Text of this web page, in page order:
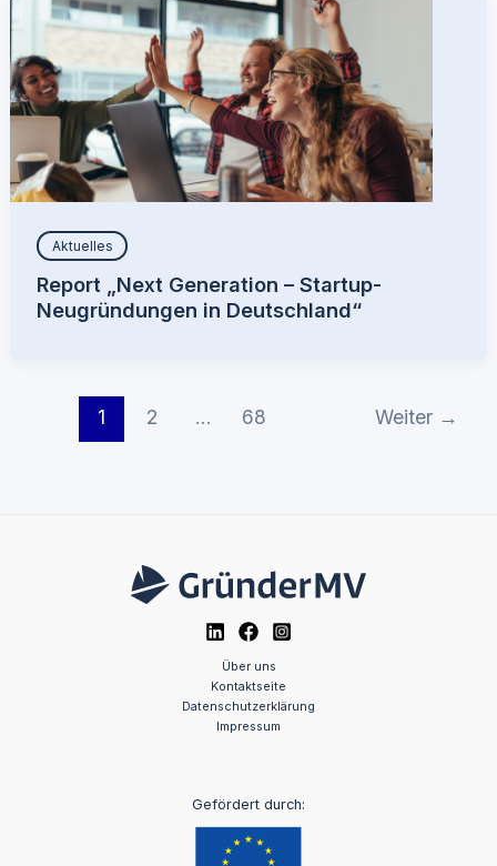
Aktuelles
Report „Next Generation – Startup-
Neugründungen in Deutschland“
1 2 … 68 Weiter →
Über uns
Kontaktseite
Datenschutzerklärung
Impressum
Gefördert durch: